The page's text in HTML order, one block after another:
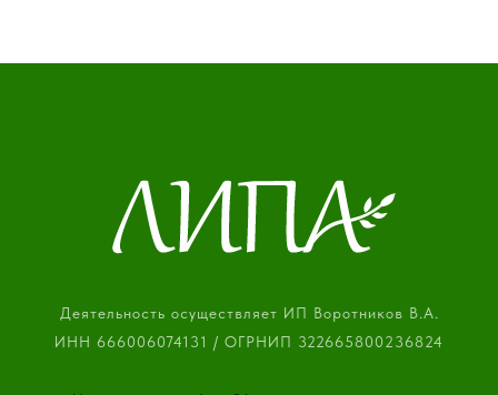
цветах, который говорит о
Деятельность осуществляет ИП Воротников В.А.
ИНН 666006074131 / ОГРНИП 322665800236824